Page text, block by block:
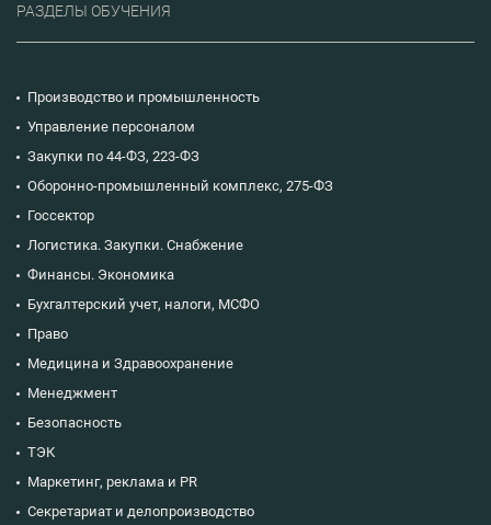
РАЗДЕЛЫ ОБУЧЕНИЯ
Производство и промышленность
Управление персоналом
Закупки по 44-ФЗ, 223-ФЗ
Оборонно-промышленный комплекс, 275-ФЗ
Госсектор
Логистика. Закупки. Снабжение
Финансы. Экономика
Бухгалтерский учет, налоги, МСФО
Право
Медицина и Здравоохранение
Менеджмент
Безопасность
ТЭК
Маркетинг, реклама и PR
Секретариат и делопроизводство